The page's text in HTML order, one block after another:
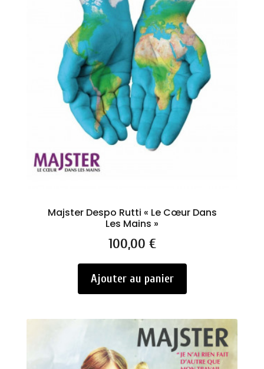
Majster Despo Rutti « Le Cœur Dans
Les Mains »
Prix
100,00 €
Ajouter au panier